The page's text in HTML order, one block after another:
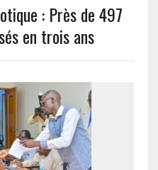
: Près de 497
en trois ans